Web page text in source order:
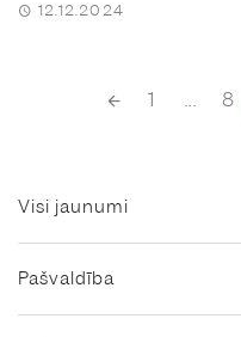
12.12.2024
1 ... 8
Visi jaunumi
Pašvaldība